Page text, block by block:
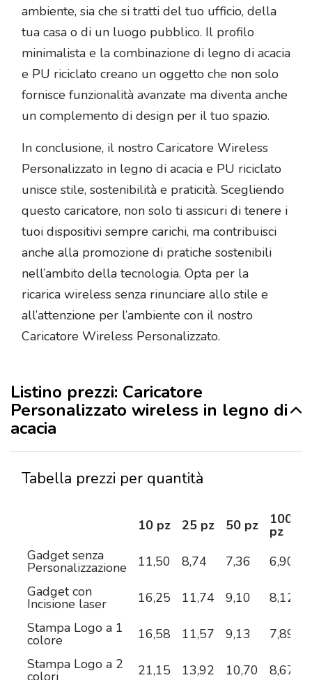
ambiente, sia che si tratti del tuo ufficio, della
tua casa o di un luogo pubblico. Il profilo
minimalista e la combinazione di legno di acacia
e PU riciclato creano un oggetto che non solo
fornisce funzionalità avanzate ma diventa anche
un complemento di design per il tuo spazio.
In conclusione, il nostro Caricatore Wireless
Personalizzato in legno di acacia e PU riciclato
unisce stile, sostenibilità e praticità. Scegliendo
questo caricatore, non solo ti assicuri di tenere i
tuoi dispositivi sempre carichi, ma contribuisci
anche alla promozione di pratiche sostenibili
nell’ambito della tecnologia. Opta per la
ricarica wireless senza rinunciare allo stile e
all’attenzione per l’ambiente con il nostro
Caricatore Wireless Personalizzato.
Listino prezzi: Caricatore
Personalizzato wireless in legno di
acacia
Tabella prezzi per quantità
10 pz 25 pz 50 pz 100
pz
Gadget senza
Personalizzazione 11,50 8,74 7,36 6,90
Gadget con
Incisione laser 16,25 11,74 9,10 8,12
Stampa Logo a 1
colore 16,58 11,57 9,13 7,89
Stampa Logo a 2
21,15 13,92 10,70 8,67